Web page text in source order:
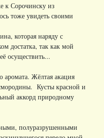
к Сорочинску из
тоже увидеть своими
которая наряду с
достатка, так как мой
осуществить...
аромата. Жёлтая акация
Кусты красной и
аккорд природному
полуразрушенными